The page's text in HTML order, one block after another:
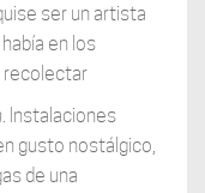
ser un artista
en los
recolectar
. Instalaciones
gusto nostálgico,
de una